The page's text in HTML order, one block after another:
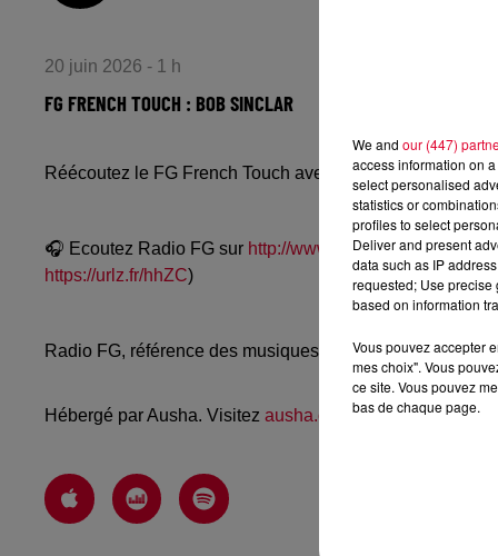
20 juin 2026 - 1 h
FG FRENCH TOUCH : BOB SINCLAR
Réécoutez le FG French Touch avec Bob Sinclar
🎧 Ecoutez Radio FG sur http://www.radiofg.com 📱 et sur
https://urlz.fr/hhZC)
Radio FG, référence des musiques électroniques,
Hébergé par Ausha. Visitez ausha.co/politique-de-
We and our (447)
access information on
select personalised
statistics or
profiles to select
Deliver and present
data such as IP
requested; Use precise
based on information
Vous pouvez accepter
mes choix". Vous
ce site. Vous pouvez
bas de chaque page.